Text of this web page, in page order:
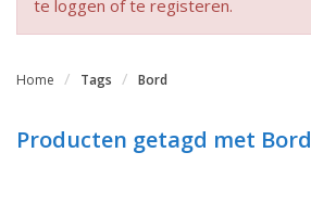
te loggen of te registeren.
Home Tags Bord
Producten getagd met Bord